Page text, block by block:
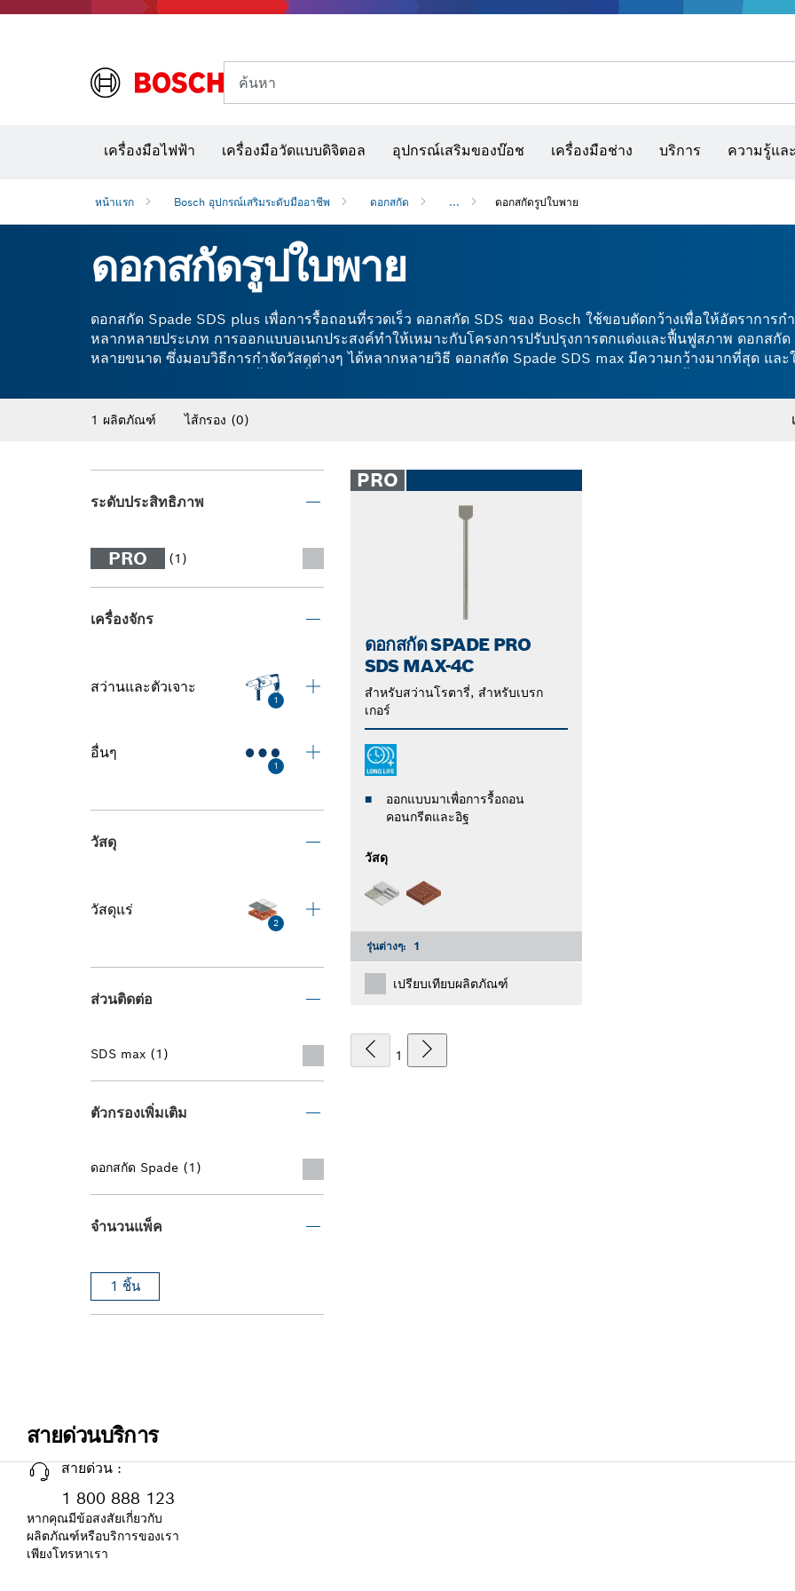
ค้นหา
เครื่องมือไฟฟ้า เครื่องมือวัดแบบดิจิตอล อุปกรณ์เสริมของบ๊อช เครื่องมือช่าง บริการ ความรู้แล
หน้าแรก Bosch อุปกรณ์เสริมระดับมืออาชีพ ดอกสกัด ... ดอกสกัดรูปใบพาย
ดอกสกัดรูปใบพาย
ดอกสกัด Spade SDS plus เพื่อการรื้อถอนที่รวดเร็ว ดอกสกัด SDS ของ Bosch ใช้ขอบตัดกว้างเพื่อให้อัตราการก
หลากหลายประเภท การออกแบบอเนกประสงค์ทำให้เหมาะกับโครงการปรับปรุงการตกแต่งและฟื้นฟูสภาพ ดอกสกั
หลายขนาด ซึ่งมอบวิธีการกำจัดวัสดุต่างๆ ได้หลากหลายวิธี ดอกสกัด Spade SDS max มีความกว้างมากที่สุด และ
1 ผลิตภัณฑ์ ไส้กรอง (0)
ระดับประสิทธิภาพ
PRO (1)
เครื่องจักร
สว่านและตัวเจาะ
1
อื่นๆ
1
วัสดุ
วัสดุแร่
2
ส่วนติดต่อ
SDS max (1)
ตัวกรองเพิ่มเติม
ดอกสกัด Spade (1)
จำนวนแพ็ค
1 ชิ้น
PRO
ดอกสกัด SPADE PRO
SDS MAX-4C
สําหรับสว่านโรตารี่, สำหรับเบรก
เกอร์
ออกแบบมาเพื่อการรื้อถอน
คอนกรีตและอิฐ
วัสดุ
รุ่นต่างๆ: 1
เปรียบเทียบผลิตภัณฑ์
1
สายด่วนบริการ
สายด่วน :
1 800 888 123
หากคุณมีข้อสงสัยเกี่ยวกับ
ผลิตภัณฑ์หรือบริการของเรา
เพียงโทรหาเรา